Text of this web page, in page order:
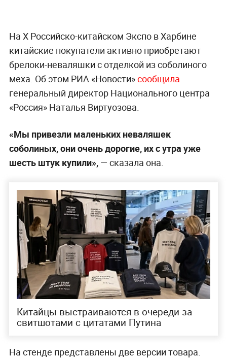
На X Российско-китайском Экспо в Харбине
китайские покупатели активно приобретают
брелоки-неваляшки с отделкой из соболиного
меха. Об этом РИА «Новости»сообщила
генеральный директор Национального центра
«Россия» Наталья Виртуозова.
«Мы привезли маленьких неваляшек
соболиных, они очень дорогие, их с утра уже
шесть штук купили»,— сказала она.
Китайцы выстраиваются в очереди за
свитшотами с цитатами Путина
На стенде представлены две версии товара.